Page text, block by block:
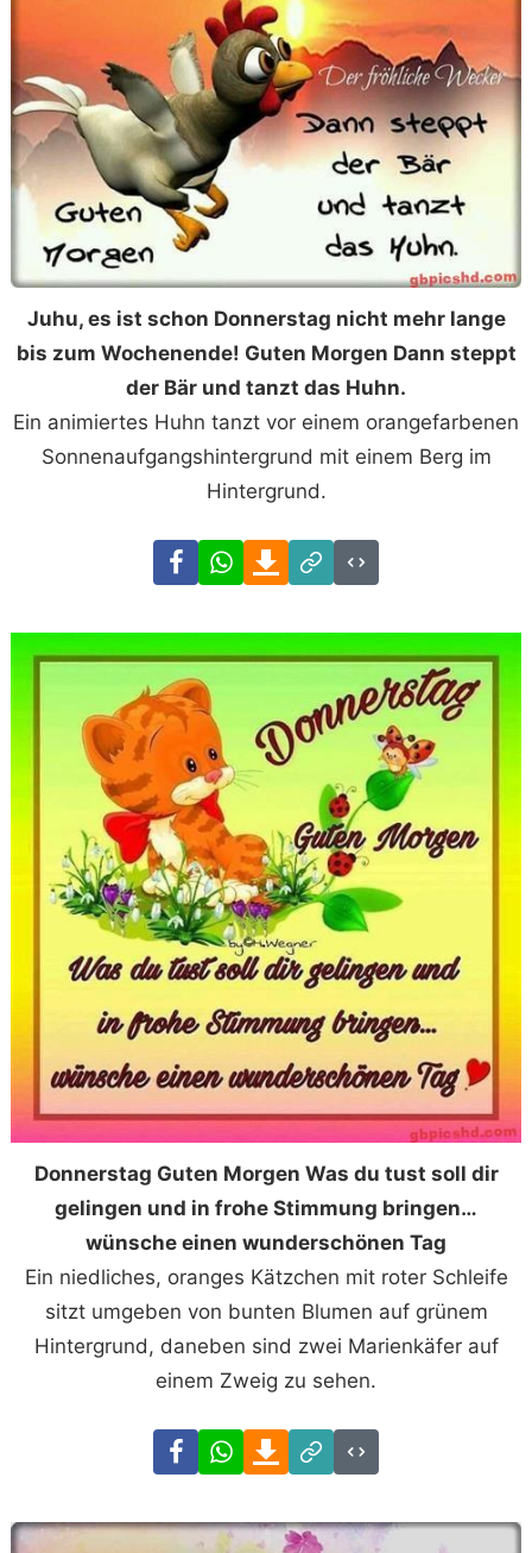
Juhu, es ist schon Donnerstag nicht mehr lange
bis zum Wochenende! Guten Morgen Dann steppt
der Bär und tanzt das Huhn.
Ein animiertes Huhn tanzt vor einem orangefarbenen
Sonnenaufgangshintergrund mit einem Berg im
Hintergrund.
FacebookWhatsAppDownload
Link
Code
Donnerstag Guten Morgen Was du tust soll dir
gelingen und in frohe Stimmung bringen…
wünsche einen wunderschönen Tag
Ein niedliches, oranges Kätzchen mit roter Schleife
sitzt umgeben von bunten Blumen auf grünem
Hintergrund, daneben sind zwei Marienkäfer auf
einem Zweig zu sehen.
FacebookWhatsAppDownload
Link
Code